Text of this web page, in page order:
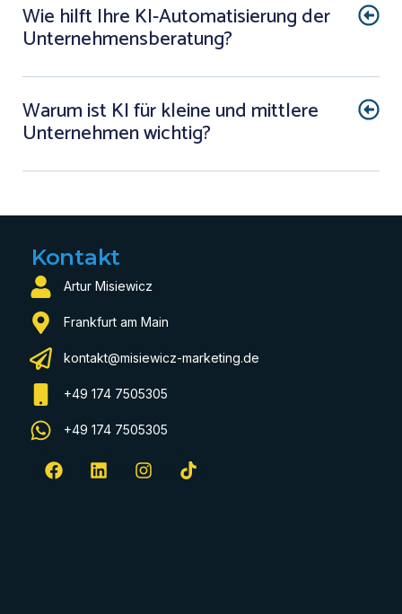
Wie hilft Ihre KI-Automatisierung der
Unternehmensberatung?
Warum ist KI für kleine und mittlere
Unternehmen wichtig?
Kontakt
Artur Misiewicz
Frankfurt am Main
kontakt@misiewicz-marketing.de
+49 174 7505305
+49 174 7505305